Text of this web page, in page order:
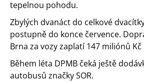
tepelnou pohodu.
Zbylých dvanáct do celkové
postupně do konce července.
Brna za vozy zaplatí 147 miliónů Kč
Během léta DPMB čeká ještě
autobusů značky SOR.